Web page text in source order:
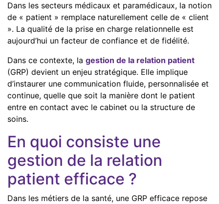
Dans les secteurs médicaux et paramédicaux, la notion
de « patient » remplace naturellement celle de « client
». La qualité de la prise en charge relationnelle est
aujourd’hui un facteur de confiance et de fidélité.
Dans ce contexte, la gestion de la relation patient
(GRP) devient un enjeu stratégique. Elle implique
d’instaurer une communication fluide, personnalisée et
continue, quelle que soit la manière dont le patient
entre en contact avec le cabinet ou la structure de
soins.
En quoi consiste une
gestion de la relation
patient efficace ?
Dans les métiers de la santé, une GRP efficace repose